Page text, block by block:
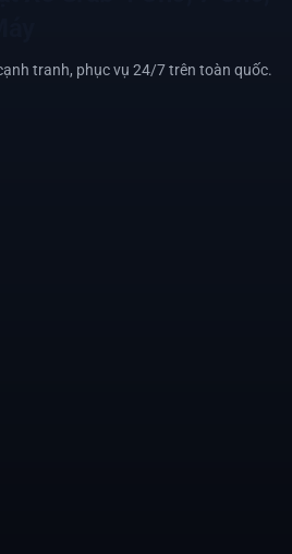
tranh, phục vụ 24/7 trên toàn quốc.